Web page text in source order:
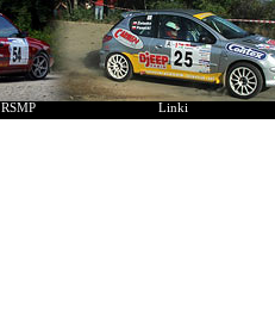
RSMP Linki